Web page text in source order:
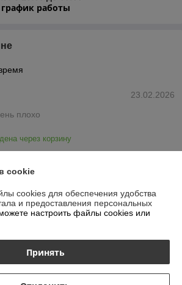
график работы
23.02.2026
плохо
через корзину
все отзывы
cookie
cookies для обеспечения удобства
и предоставления персональных
настроить файлы cookies или
Принять